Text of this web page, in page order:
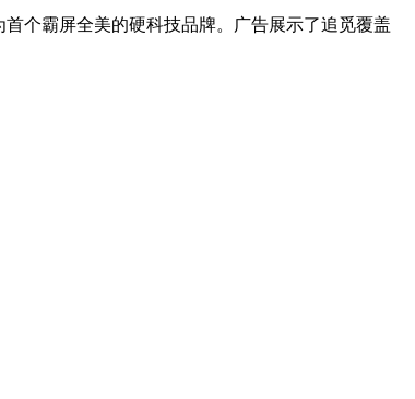
个霸屏全美的硬科技品牌。广告展示了追觅覆盖